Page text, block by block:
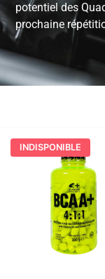
potentiel des
prochaine
INDISPONIBLE